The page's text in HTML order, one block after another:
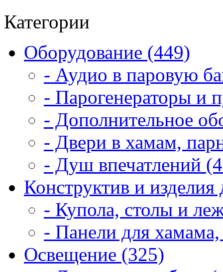
Категории
Оборудование (449)
- Аудио в паровую
- Парогенераторы и
- Дополнительное
- Двери в хамам,
- Душ впечатлений
Конструктив и
- Купола, столы и
- Панели для
Освещение (325)